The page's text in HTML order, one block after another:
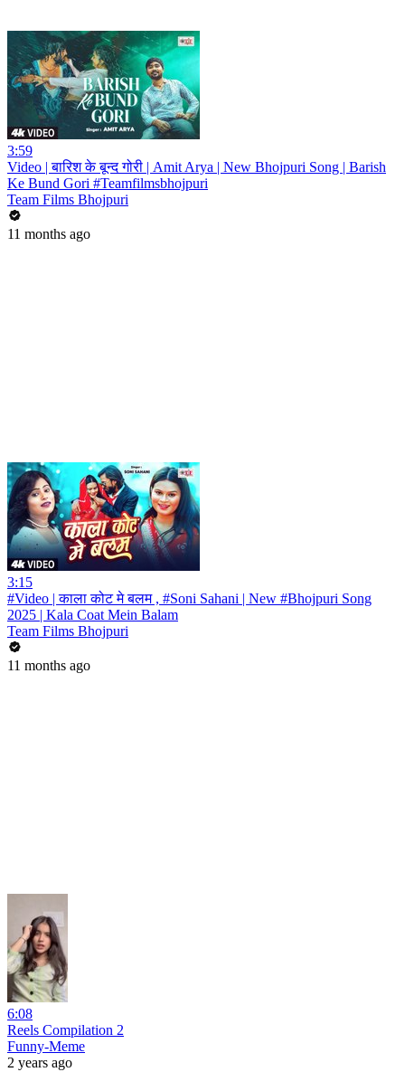
3:59
Video | बारिश के बून्द गोरी | Amit Arya | New Bhojpuri Song | Barish
Ke Bund Gori #Teamfilmsbhojpuri
Team Films Bhojpuri
11 months ago
3:15
#Video | काला कोट मे बलम , #Soni Sahani | New #Bhojpuri Song
2025 | Kala Coat Mein Balam
Team Films Bhojpuri
11 months ago
6:08
Reels Compilation 2
Funny-Meme
2 years ago